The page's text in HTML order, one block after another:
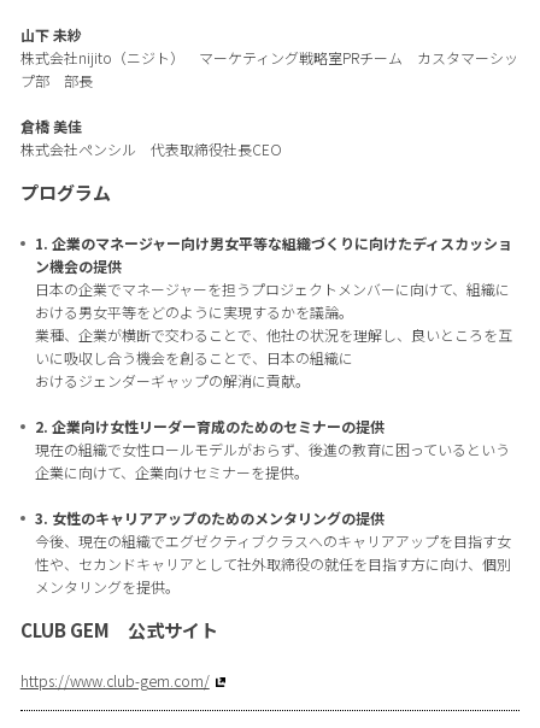
山下 未紗
株式会社nijito（ニジト） マーケティング戦略室PRチーム カスタマーシッ
プ部 部長
倉橋 美佳
株式会社ペンシル 代表取締役社長CEO
プログラム
1. 企業のマネージャー向け男女平等な組織づくりに向けたディスカッショ
ン機会の提供
日本の企業でマネージャーを担うプロジェクトメンバーに向けて、組織に
おける男女平等をどのように実現するかを議論。
業種、企業が横断で交わることで、他社の状況を理解し、良いところを互
いに吸収し合う機会を創ることで、日本の組織に
おけるジェンダーギャップの解消に貢献。
2. 企業向け女性リーダー育成のためのセミナーの提供
現在の組織で女性ロールモデルがおらず、後進の教育に困っているという
企業に向けて、企業向けセミナーを提供。
3. 女性のキャリアアップのためのメンタリングの提供
今後、現在の組織でエグゼクティブクラスへのキャリアアップを目指す女
性や、セカンドキャリアとして社外取締役の就任を目指す方に向け、個別
メンタリングを提供。
CLUB GEM 公式サイト
https://www.club-gem.com/